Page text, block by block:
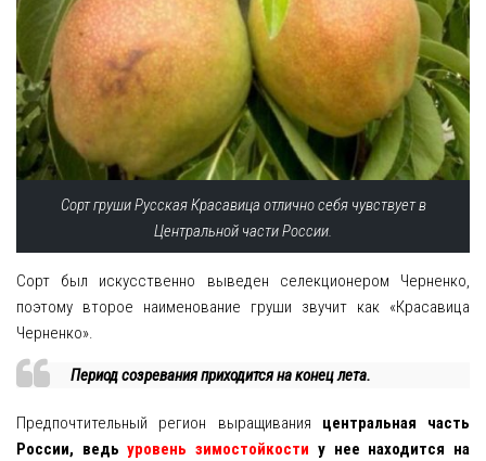
Сорт груши Русская Красавица отлично себя чувствует в
Центральной части России.
Сорт был искусственно выведен селекционером Черненко,
поэтому второе наименование груши звучит как «Красавица
Черненко».
Период созревания приходится на конец лета.
Предпочтительный регион выращивания центральная часть
России, ведьуровень зимостойкости у нее находится на